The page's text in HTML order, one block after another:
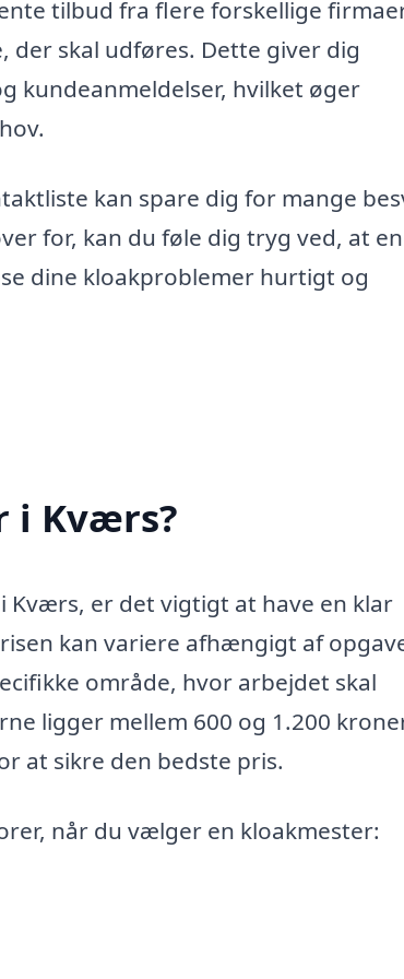
tilbud fra flere forskellige
der skal udføres. Dette giver dig
kundeanmeldelser, hvilket øger
kan spare dig for mange
for, kan du føle dig tryg ved, at en
dine kloakproblemer hurtigt og
i Kværs?
Kværs, er det vigtigt at have en klar
kan variere afhængigt af
område, hvor arbejdet skal
ligger mellem 600 og 1.200
at sikre den bedste pris.
når du vælger en kloakmester: